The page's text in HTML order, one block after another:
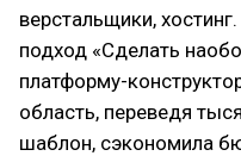
верстальщики,
подход «Сделать
платформу-
область, переведя
шаблон, сэкономила